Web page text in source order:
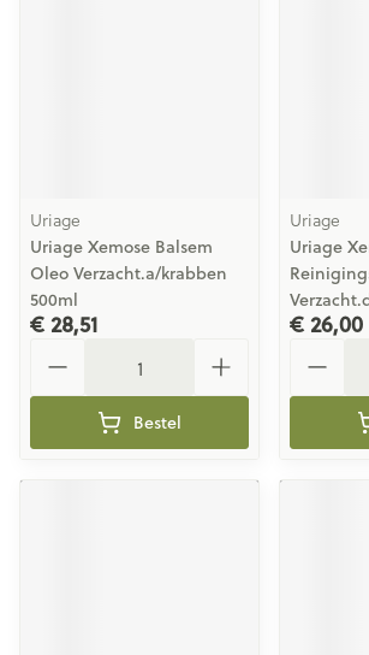
Uriage
Uriage Xemose Balsem
Oleo Verzacht.a/krabben
500ml
€ 28,51
Bestel
Uriage
Uriage
€ 26,00